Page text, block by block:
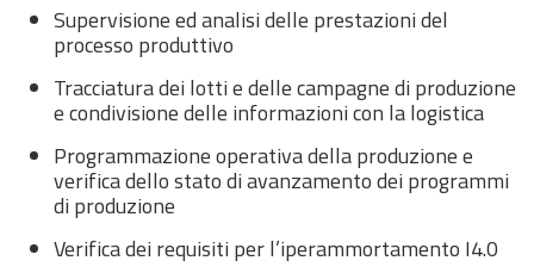
Supervisione ed analisi delle prestazioni del
processo produttivo
Tracciatura dei lotti e delle campagne di produzione
e condivisione delle informazioni con la logistica
Programmazione operativa della produzione e
verifica dello stato di avanzamento dei programmi
di produzione
Verifica dei requisiti per l’iperammortamento I4.0